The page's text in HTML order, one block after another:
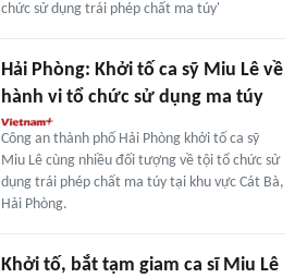
chức sử dụng trái phép chất ma túy'
Hải Phòng: Khởi tố ca sỹ Miu Lê về
hành vi tổ chức sử dụng ma túy
Công an thành phố Hải Phòng khởi tố ca sỹ
Miu Lê cùng nhiều đối tượng về tội tổ chức sử
dụng trái phép chất ma túy tại khu vực Cát Bà,
Hải Phòng.
Khởi tố, bắt tạm giam ca sĩ Miu Lê